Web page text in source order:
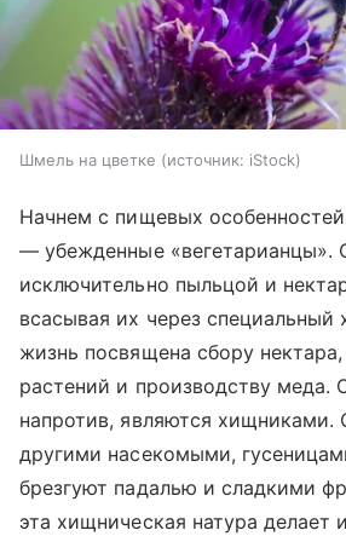
Шмель на цветке источник: iStock
Начнем с пищевых
— убежденные «вегетарианцы».
исключительно пыльцой и
всасывая их через специальный
жизнь посвящена сбору
растений и производству
напротив, являются хищниками.
другими насекомыми,
брезгуют падалью и сладкими
эта хищническая натура делает